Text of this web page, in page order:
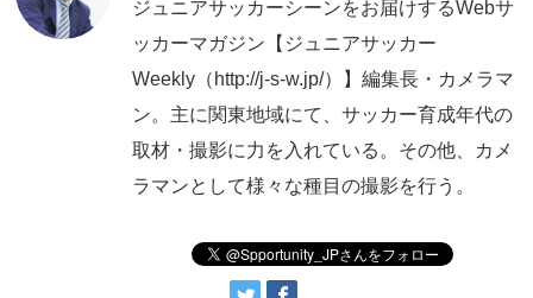
ジュニアサッカーシーンをお届けするWebサ
ッカーマガジン【ジュニアサッカー
Weekly（http://j-s-w.jp/）】編集長・カメラマ
ン。主に関東地域にて、サッカー育成年代の
取材・撮影に力を入れている。その他、カメ
ラマンとして様々な種目の撮影を行う。